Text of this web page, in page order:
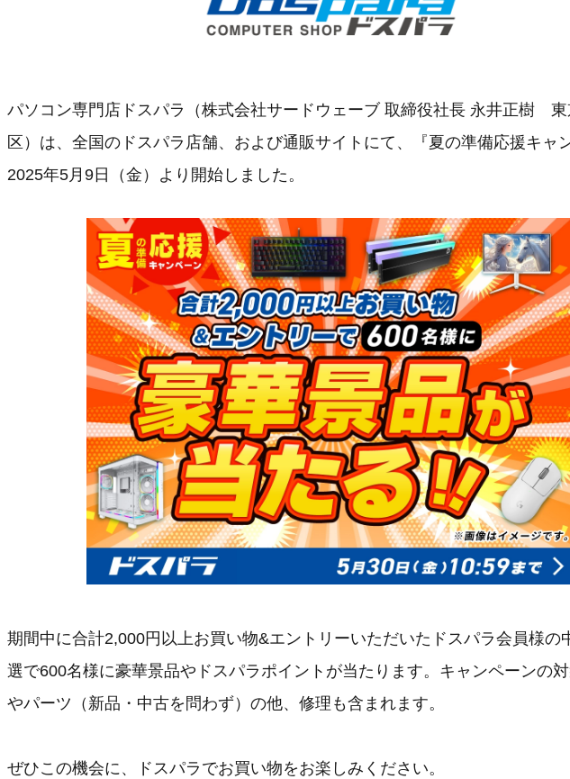
パソコン専門店ドスパラ（株式会社サードウェーブ 取締役社長 永井正樹 東
区）は、全国のドスパラ店舗、および通販サイトにて、『夏の準備応援キャ
2025年5月9日（金）より開始しました。
期間中に合計2,000円以上お買い物&エントリーいただいたドスパラ会員様の
選で600名様に豪華景品やドスパラポイントが当たります。キャンペーンの
やパーツ（新品・中古を問わず）の他、修理も含まれます。
ぜひこの機会に、ドスパラでお買い物をお楽しみください。